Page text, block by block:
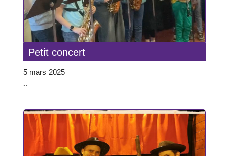
Petit concert
5 mars 2025
``